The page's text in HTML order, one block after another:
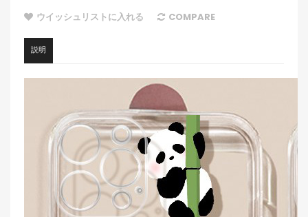
ウイッシュリストに入れる COMPARE
説明